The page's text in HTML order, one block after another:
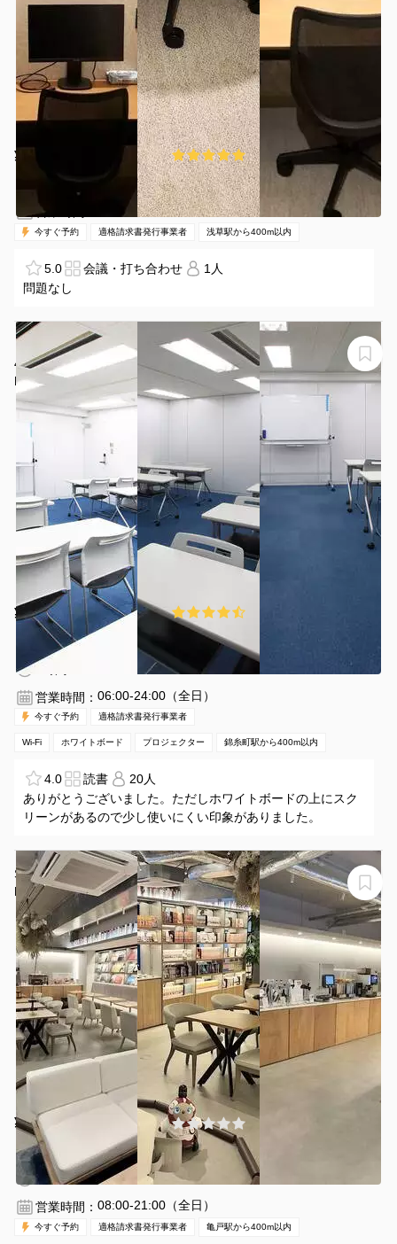
¥1742 〜 ¥2081 /時間 5.0
(1件)
浅草駅 徒歩1分
東京都台東区雷門2-20-3
30分〜
営業時間：
07:30-20:00（全日）
今すぐ予約 適格請求書発行事業者 浅草駅から400m以内
5.0 会議・打ち合わせ
1人
問題なし
【ROOMs第3会議室】【研修・スクール向け】錦糸町駅
4分 最大20名｜会議・整体講習・ワークショップ対応
ROOMs錦糸町店 第3会議室
¥2280 〜 ¥2780 /時間
錦糸町駅 徒歩5分
東京都墨田区錦糸1-14-7
営業時間： 06:00-24:00（全日）
今すぐ予約 適格請求書発行事業者
Wi-Fi ホワイトボード プロジェクター 錦糸町駅から400m以内
4.0 読書
20人
ありがとうございました。ただしホワイトボードの上にスク
リーンがあるので少し使いにくい印象がありました。
SHARE LOUNGE 亀戸 with H1T カジュアルMTG（2名）
H1T亀戸 SHARE LOUNGE カジュアルMTG 2名
¥2516 〜 ¥2855 /時間
(0件)
錦糸町駅 徒歩20分
東京都江東区亀戸6-31-1
1時間〜
営業時間： 08:00-21:00（全日）
今すぐ予約 適格請求書発行事業者 亀戸駅から400m以内